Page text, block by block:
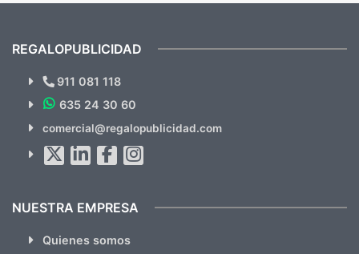
¿Quieres ver nuestras últimas
Novedades y Ofertas?
hacemos Spam)
REGALOPUBLICIDAD
911 081 118
635 24 30 60
comercial@regalopublicidad.com
NUESTRA EMPRESA
Quienes somos